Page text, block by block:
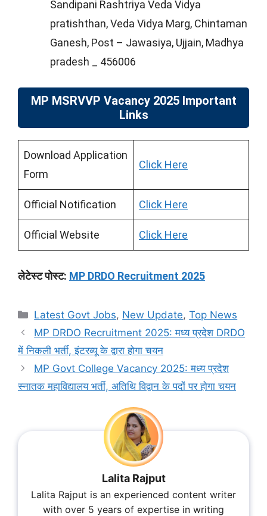
Sandipani Rashtriya Veda Vidya
pratishthan, Veda Vidya Marg, Chintaman
Ganesh, Post – Jawasiya, Ujjain, Madhya
pradesh _ 456006
MP MSRVVP Vacancy 2025 Important
Links
Download Application
Form
Click Here
Official Notification Click Here
Official Website Click Here
लेटेस्ट पोस्ट: MP DRDO Recruitment 2025
Categories
Latest Govt Jobs, New Update,Top News
MP DRDO Recruitment 2025: मध्य प्रदेश DRDO
में निकली भर्ती, इंटरव्यू के द्वारा होगा चयन
MP Govt College Vacancy 2025: मध्य प्रदेश
स्नातक महाविद्यालय भर्ती, अतिथि विद्वान के पदों पर होगा चयन
Lalita Rajput
Lalita Rajput is an experienced content writer
with over 5 years of expertise in writing